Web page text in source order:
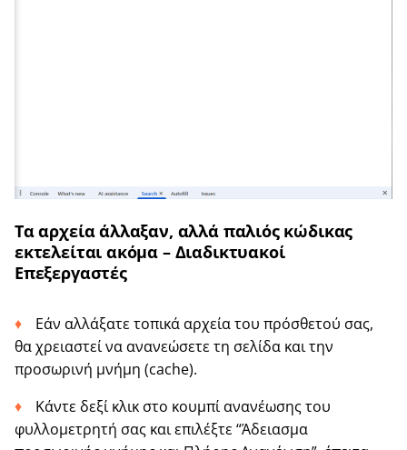
Τα αρχεία άλλαξαν, αλλά παλιός κώδικας
εκτελείται ακόμα – Διαδικτυακοί
Επεξεργαστές
Εάν αλλάξατε τοπικά αρχεία του πρόσθετού σας,
θα χρειαστεί να ανανεώσετε τη σελίδα και την
προσωρινή μνήμη (cache).
Κάντε δεξί κλικ στο κουμπί ανανέωσης του
φυλλομετρητή σας και επιλέξτε “Άδειασμα